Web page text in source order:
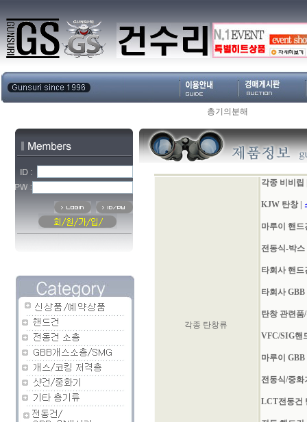
총기의분해
각종 탄창류
각종 비비립
KJW 탄창|
마루이 핸드
전동식-박스
타회사 핸드
타회사
탄창 관련품
VFC/SIG핸
마루이
전동식/중화
LCT전동건